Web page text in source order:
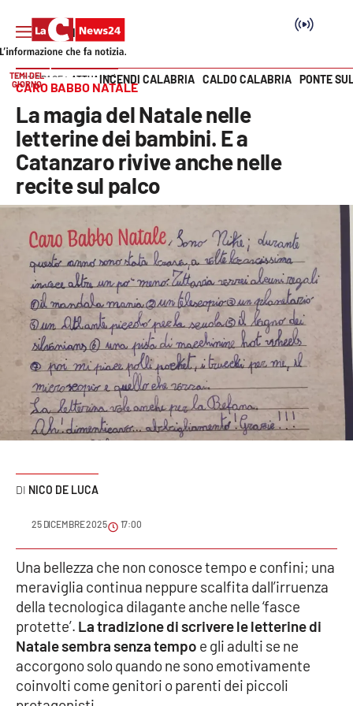
SEZIONI
Cronaca
Politica
Attualità
Economia e lavoro
Italia Mondo
Sanità
Sport
Cultura
Podcast
Meteo
Editoriali
VIDEO
Ambiente
Cronaca
Vai
TEMI DEL
GIORNO
INCENDI CALABRIA CALDO CALABRIA PONTE
HOME PAGE ATTUALITÀ
CARO BABBO NATALE
La magia del Natale nelle
letterine dei bambini. E a
Catanzaro rivive anche nelle
recite sul palco
NICO DE LUCA
25 DICEMBRE 2025 17:00
Una bellezza che non conosce tempo e confini; una
meraviglia continua neppure scalfita dall’irruenza
della tecnologica dilagante anche nelle ‘fasce
protette’. La tradizione di scrivere le letterine di
Natale sembra senza tempo e gli adulti se ne
accorgono solo quando ne sono emotivamente
coinvolti come genitori o parenti dei piccoli